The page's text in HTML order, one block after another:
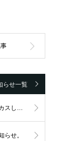
らせ一覧
らせ。